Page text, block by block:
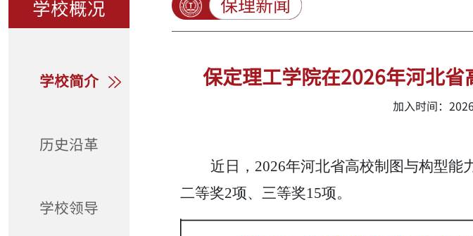
学校概况
学校简介
历史沿革
学校领导
保理新闻
保定理工学院在2026年河北
加入时间：
近日， 2026年河北省高校制图与构型能
二等奖2项、三等奖15项。